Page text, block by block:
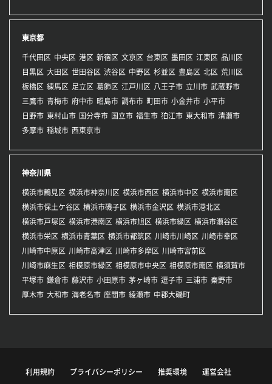
東京都
千代田区 中央区 港区 新宿区 文京区 台東区 墨田区 江東区 品川区
目黒区 大田区 世田谷区 渋谷区 中野区 杉並区 豊島区 北区 荒川区
板橋区 練馬区 足立区 葛飾区 江戸川区 八王子市 立川市 武蔵野市
三鷹市 青梅市 府中市 昭島市 調布市 町田市 小金井市 小平市
日野市 東村山市 国分寺市 国立市 福生市 狛江市 東大和市 清瀬市
多摩市 稲城市 西東京市
神奈川県
横浜市鶴見区 横浜市神奈川区 横浜市西区 横浜市中区 横浜市南区
横浜市保土ケ谷区 横浜市磯子区 横浜市金沢区 横浜市港北区
横浜市戸塚区 横浜市港南区 横浜市旭区 横浜市緑区 横浜市瀬谷区
横浜市栄区 横浜市青葉区 横浜市都筑区 川崎市川崎区 川崎市幸区
川崎市中原区 川崎市高津区 川崎市多摩区 川崎市宮前区
川崎市麻生区 相模原市緑区 相模原市中央区 相模原市南区 横須賀市
平塚市 鎌倉市 藤沢市 小田原市 茅ヶ崎市 逗子市 三浦市 秦野市
厚木市 大和市 海老名市 座間市 綾瀬市 中郡大磯町
利用規約 プライバシーポリシー 推奨環境 運営会社